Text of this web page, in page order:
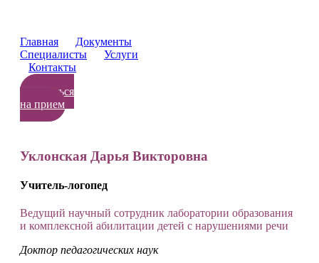
Главная
Документы
Специалисты
Услуги
Контакты
Записаться
на прием
Уклонская Дарья Викторовна
Учитель-логопед
Ведущий научный сотрудник лаборатории образования
и комплексной абилитации детей с нарушениями речи
Доктор педагогических наук